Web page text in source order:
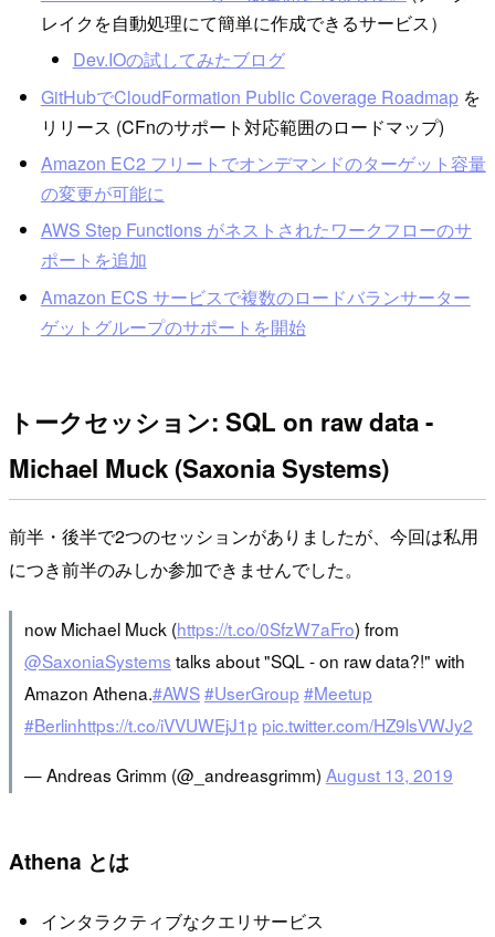
レイクを自動処理にて簡単に作成できるサービス）
Dev.IOの試してみたブログ
GitHubでCloudFormation Public Coverage Roadmapを
リリース (CFnのサポート対応範囲のロードマップ)
Amazon EC2 フリートでオンデマンドのターゲット容量
の変更が可能に
AWS Step Functions がネストされたワークフローのサ
ポートを追加
Amazon ECS サービスで複数のロードバランサーター
ゲットグループのサポートを開始
トークセッション: SQL on raw data -
Michael Muck (Saxonia Systems)
前半・後半で2つのセッションがありましたが、今回は私用
につき前半のみしか参加できませんでした。
now Michael Muck (https://t.co/0SfzW7aFro) from
@SaxoniaSystems talks about "SQL - on raw data?!" with
Amazon Athena.#AWS#UserGroup #Meetup
#Berlinhttps://t.co/iVVUWEjJ1p pic.twitter.com/HZ9lsVWJy2
— Andreas Grimm (@_andreasgrimm) August 13, 2019
Athena とは
インタラクティブなクエリサービス